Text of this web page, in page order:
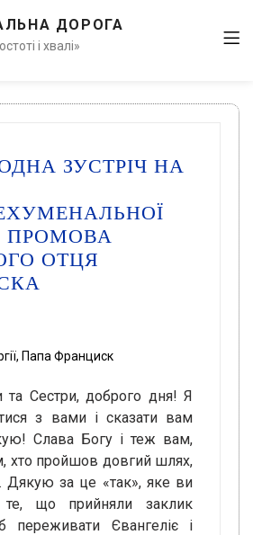
ДОРОГА
і хвалі»
ЗУСТРІЧ НА
ПРОМОВА
ОТЦЯ
, Папа Франциск
та Сестри, доброго дня! Я
з вами і сказати вам
Слава Богу і теж вам,
хто пройшов довгий шлях,
Дякую за це «так», яке ви
те, що прийняли заклик
переживати Євангеліє і